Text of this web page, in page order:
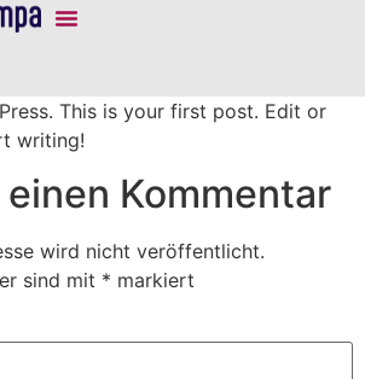
This is your first post. Edit or
writing!
Kommentar
wird nicht veröffentlicht.
sind mit * markiert